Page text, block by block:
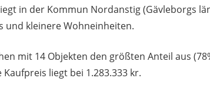
in der Kommun Nordanstig (Gävleborgs
und kleinere Wohneinheiten.
mit 14 Objekten den größten Anteil aus
liegt bei 1.283.333 kr.